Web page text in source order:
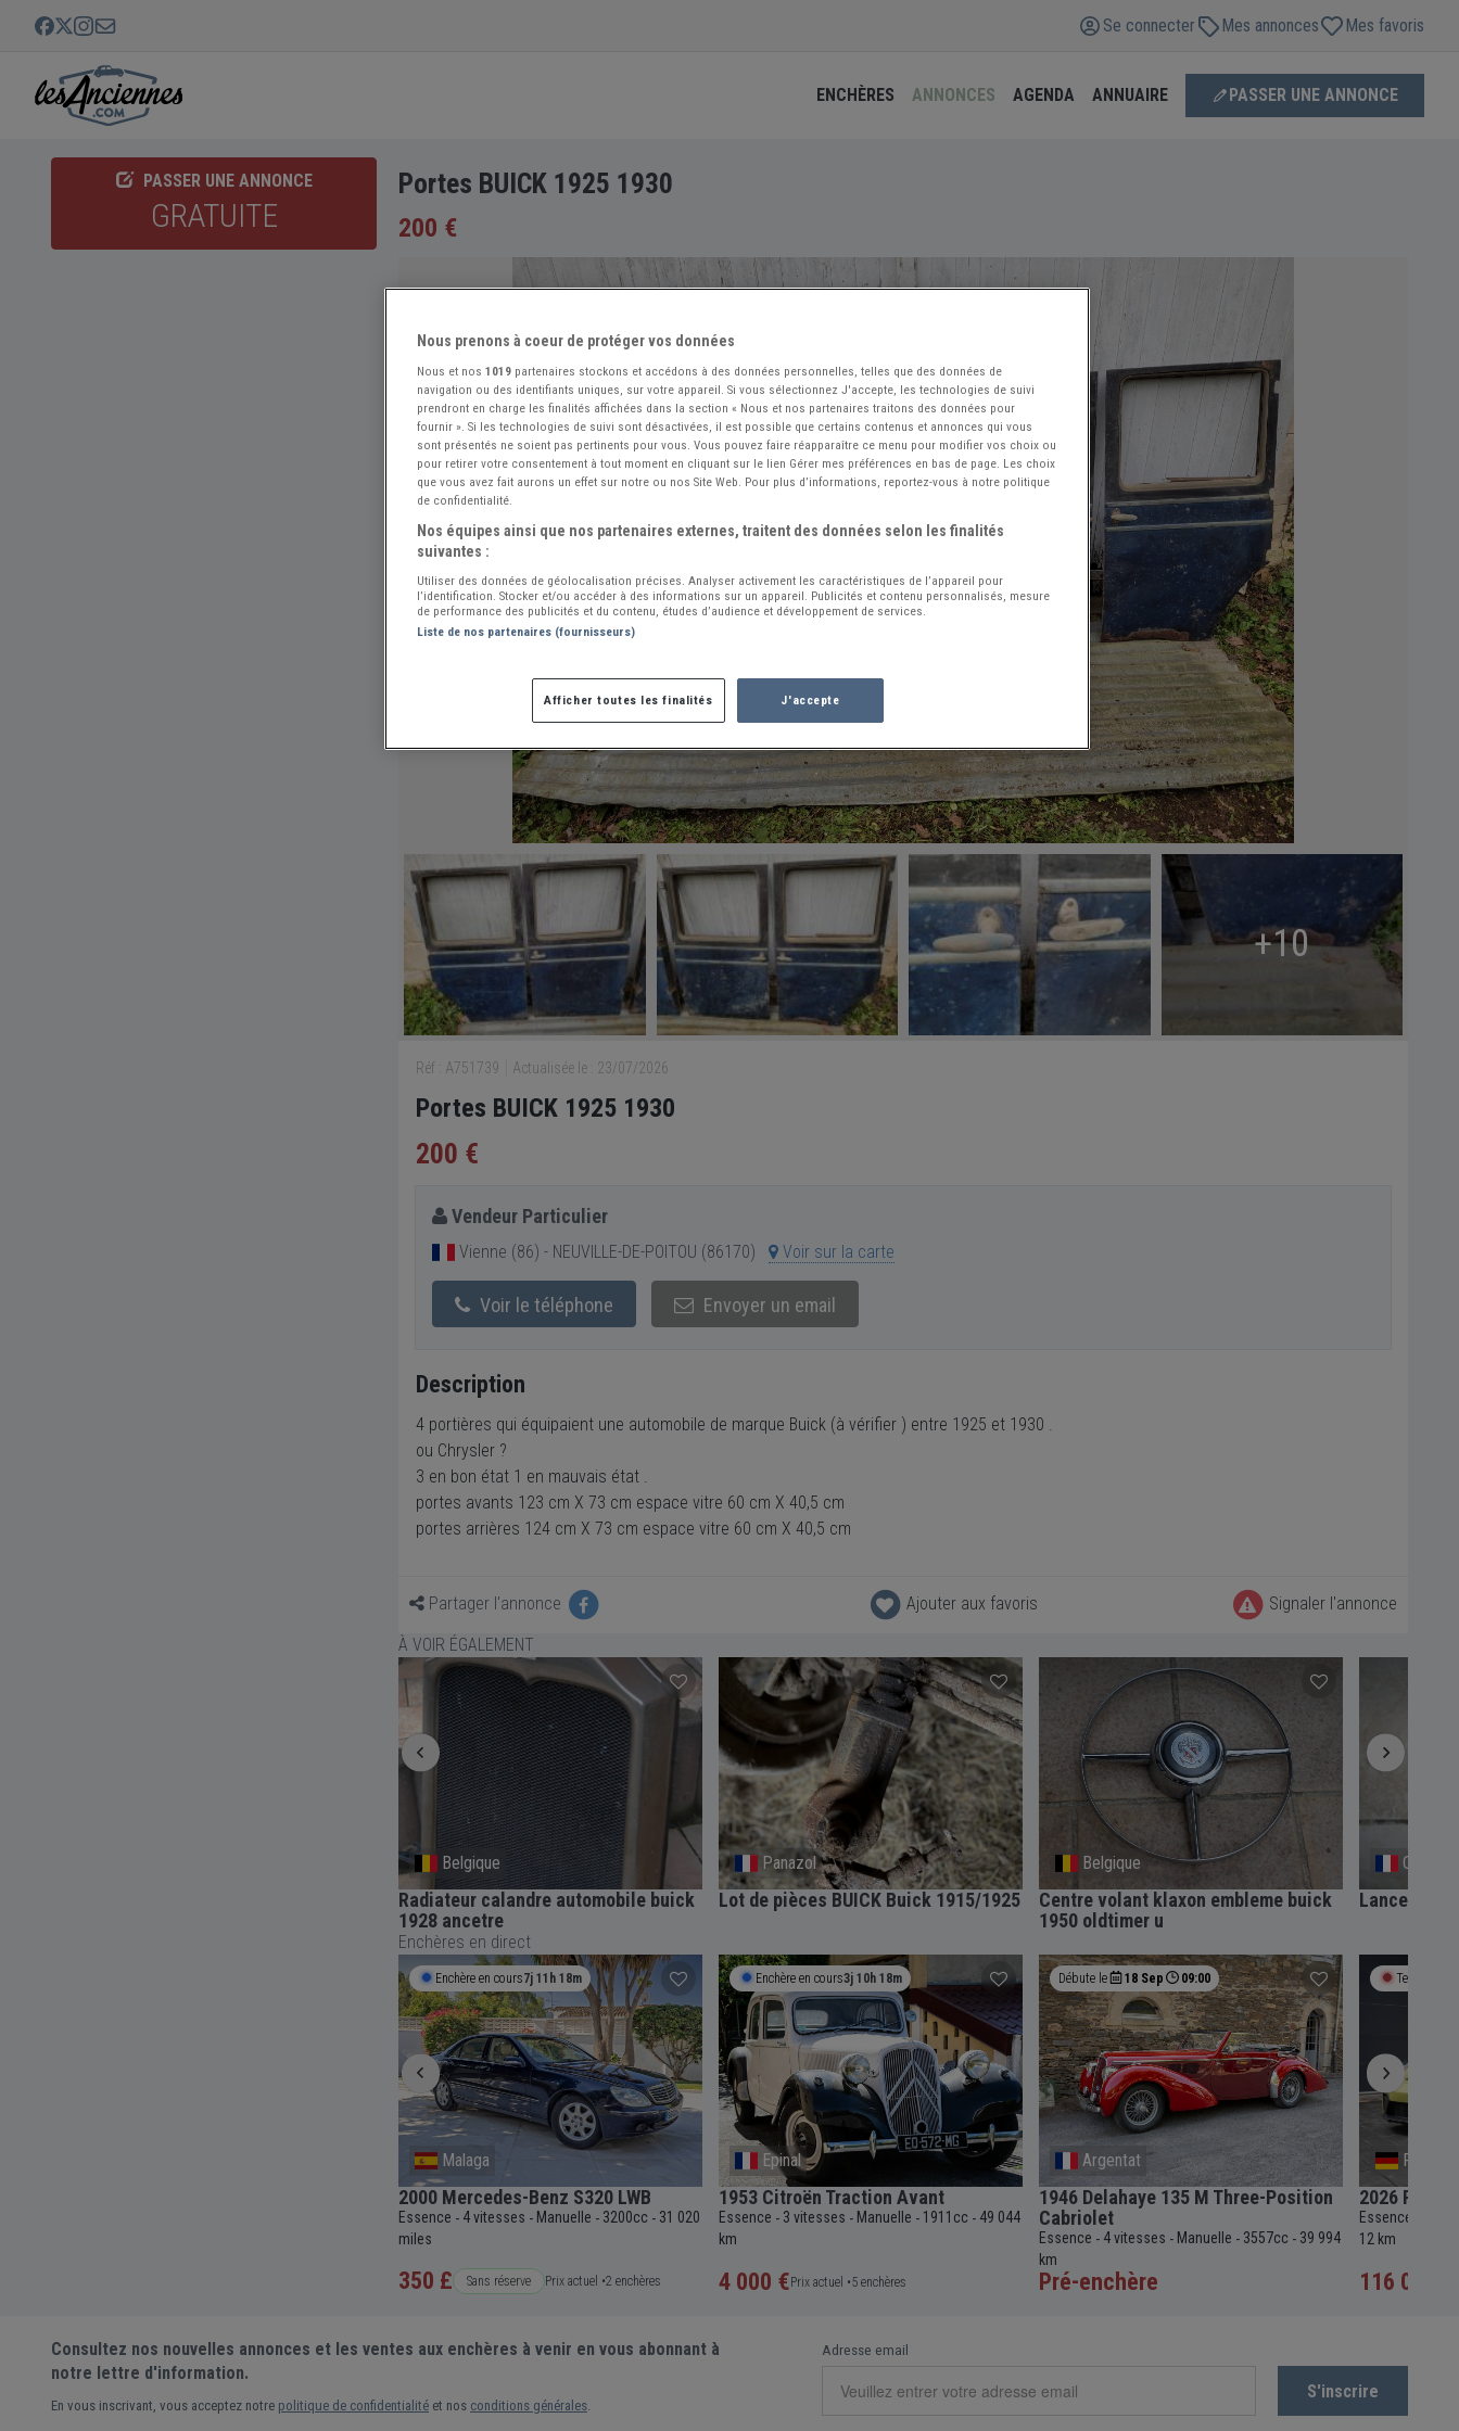
Se connecter Mes annonces Mes favoris
ENCHÈRES ANNONCES AGENDA ANNUAIRE PASSER UNE ANNONCE
PASSER UNE ANNONCE
GRATUITE
Portes BUICK 1925 1930
200 €
+10
Réf : A751739 Actualisée le : 23/07/2026
Portes BUICK 1925 1930
200 €
Vendeur Particulier
Vienne (86) - NEUVILLE-DE-POITOU (86170) Voir sur la carte
Voir le téléphone Envoyer un email
Description
4 portières qui équipaient une automobile de marque Buick (à vérifier ) entre 1925 et 1930 .
ou Chrysler ?
3 en bon état 1 en mauvais état .
portes avants 123 cm X 73 cm espace vitre 60 cm X 40,5 cm
portes arrières 124 cm X 73 cm espace vitre 60 cm X 40,5 cm
Partager l'annonce Ajouter aux favoris
Signaler l'annonce
À VOIR ÉGALEMENT
Belgique
Radiateur calandre automobile buick
1928 ancetre
Panazol
Lot de pièces BUICK Buick 1915/1925
Belgique
Centre volant klaxon embleme buick
1950 oldtimer u
Chauray
Lanceur
Enchères en direct
Enchère en cours7j 11h 18m
Malaga
2000 Mercedes-Benz S320 LWB
Essence - 4 vitesses - Manuelle - 3200cc - 31 020
miles
350 £ Sans réserve Prix actuel •2 enchères
Enchère en cours3j 10h 18m
Epinal
1953 Citroën Traction Avant
Essence - 3 vitesses - Manuelle - 1911cc - 49 044
km
4 000 €Prix actuel •5 enchères
Débute le 18 Sep 09:00
Argentat
1946 Delahaye 135 M Three-Position
Cabriolet
Essence - 4 vitesses - Manuelle - 3557cc - 39 994
km
Pré-enchère
Termine
2026
Essence
12 km
116 000 €
Consultez nos nouvelles annonces et les ventes aux enchères à venir en vous abonnant à
notre lettre d'information.
En vous inscrivant, vous acceptez notre politique de confidentialité et nos conditions générales
Adresse email
Nous prenons à coeur de protéger vos données
Nous et nos 1019 partenaires stockons et accédons à des données personnelles, telles que des données de
navigation ou des identifiants uniques, sur votre appareil. Si vous sélectionnez J'accepte, les technologies de suivi
prendront en charge les finalités affichées dans la section « Nous et nos partenaires traitons des données pour
fournir ». Si les technologies de suivi sont désactivées, il est possible que certains contenus et annonces qui vous
sont présentés ne soient pas pertinents pour vous. Vous pouvez faire réapparaître ce menu pour modifier vos choix ou
pour retirer votre consentement à tout moment en cliquant sur le lien Gérer mes préférences en bas de page. Les choix
que vous avez fait aurons un effet sur notre ou nos Site Web. Pour plus d’informations, reportez-vous à notre politique
de confidentialité.
Nos équipes ainsi que nos partenaires externes, traitent des données selon les finalités
suivantes :
Utiliser des données de géolocalisation précises. Analyser activement les caractéristiques de l’appareil pour
l’identification. Stocker et/ou accéder à des informations sur un appareil. Publicités et contenu personnalisés, mesure
de performance des publicités et du contenu, études d’audience et développement de services.
Liste de nos partenaires (fournisseurs)
Afficher toutes les finalités J'accepte